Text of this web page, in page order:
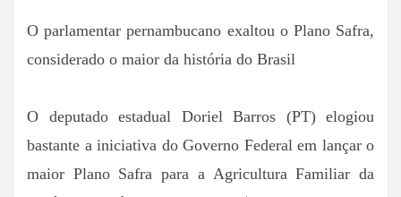
O parlamentar pernambucano exaltou o Plano Safra,
considerado o maior da história do Brasil
O deputado estadual Doriel Barros (PT) elogiou
bastante a iniciativa do Governo Federal em lançar o
maior Plano Safra para a Agricultura Familiar da